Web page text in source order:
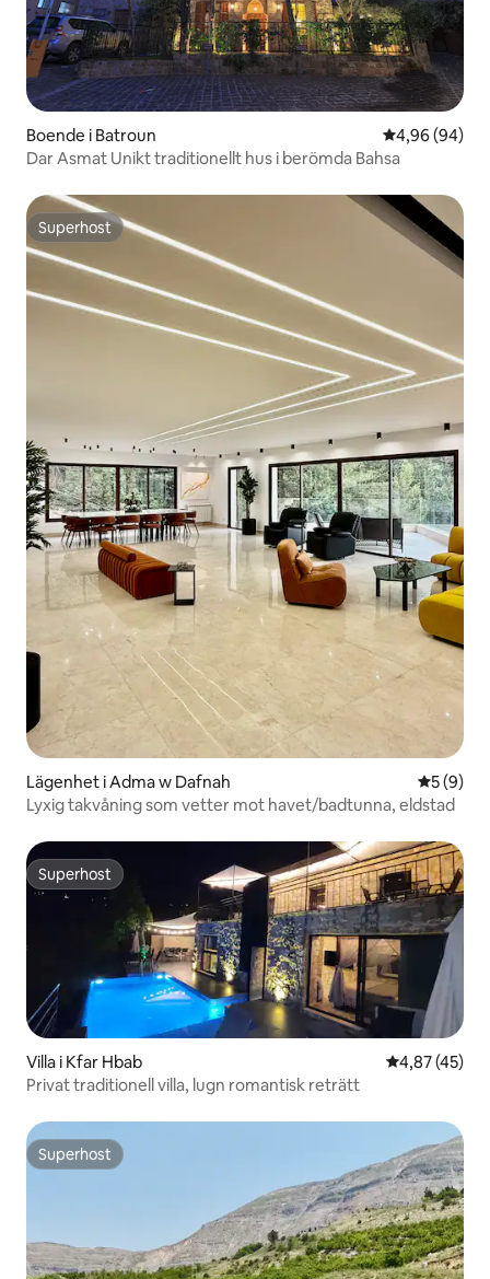
Boende i Batroun 4,96 av 5 i
4,96 (94)
Dar Asmat Unikt traditionellt hus i berömda Bahsa
Superhost
Superhost
Lägenhet i Adma w Dafnah 5 av 5 i
5 (9)
Lyxig takvåning som vetter mot havet/badtunna, eldstad
Superhost
Superhost
Villa i Kfar Hbab 4,87 av 5 i
4,87 (45)
Privat traditionell villa, lugn romantisk reträtt
Superhost
Superhost